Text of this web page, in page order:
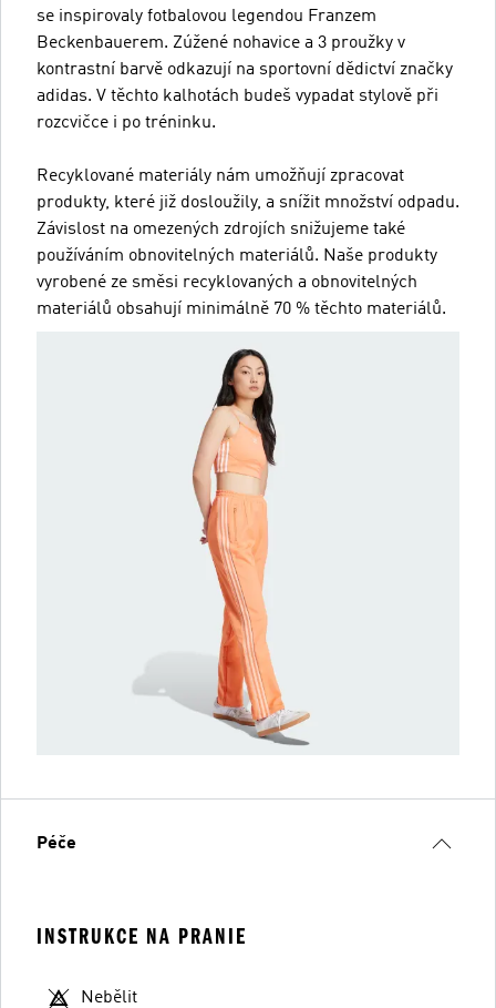
se inspirovaly fotbalovou legendou Franzem
Beckenbauerem. Zúžené nohavice a 3 proužky v
kontrastní barvě odkazují na sportovní dědictví značky
adidas. V těchto kalhotách budeš vypadat stylově při
rozcvičce i po tréninku.
Recyklované materiály nám umožňují zpracovat
produkty, které již dosloužily, a snížit množství odpadu.
Závislost na omezených zdrojích snižujeme také
používáním obnovitelných materiálů. Naše produkty
vyrobené ze směsi recyklovaných a obnovitelných
materiálů obsahují minimálně 70 % těchto materiálů.
Péče
INSTRUKCE NA PRANIE
Nebělit